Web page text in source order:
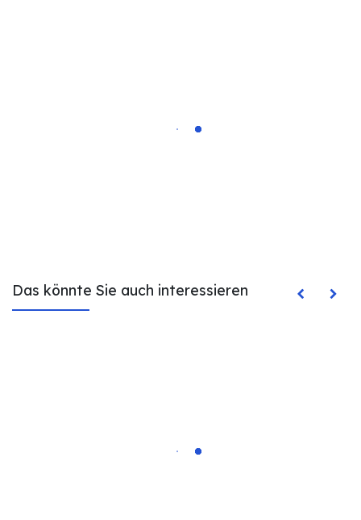
Das könnte Sie auch interessieren